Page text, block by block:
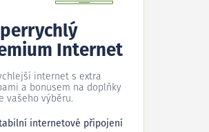
Internet
internet s extra
a bonusem na doplňky
vašeho výběru.
internetové připojení